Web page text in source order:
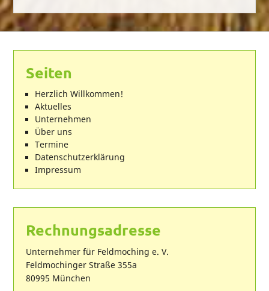
Seiten
Herzlich Willkommen!
Aktuelles
Unternehmen
Über uns
Termine
Datenschutzerklärung
Impressum
Rechnungsadresse
Unternehmer für Feldmoching e. V.
Feldmochinger Straße 355a
80995 München